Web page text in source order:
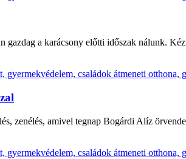
gazdag a karácsony előtti időszak nálunk.
zenélés, amivel tegnap Bogárdi Alíz